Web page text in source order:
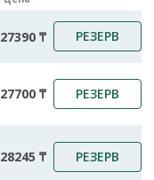
27390 ₸ РЕЗЕРВ
27700 ₸ РЕЗЕРВ
28245 ₸ РЕЗЕРВ